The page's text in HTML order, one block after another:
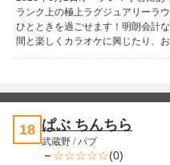
ランク上の極上ラグジュアリーラ
ひとときを過ごせます！明朗会計なので
間と楽しくカラオケに興じたり、
でありたいと思っておりますので
18 ぱぶ ちんちら
武蔵野 / パブ
－ (0)